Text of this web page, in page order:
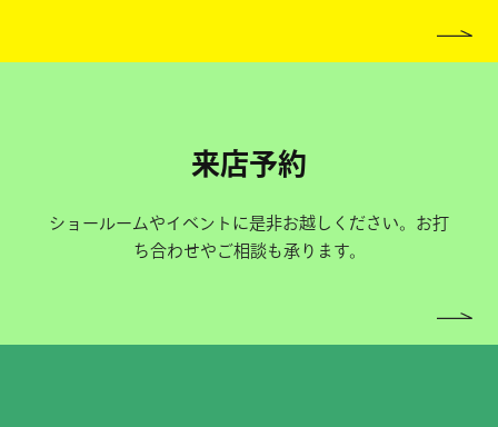
来店予約
ショールームやイベントに是非お越しください。お打
ち合わせやご相談も承ります。